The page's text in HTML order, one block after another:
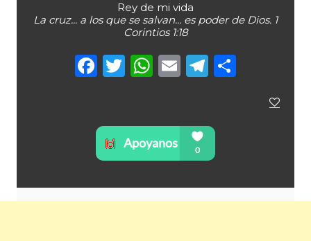
Rey de mi vida
La cruz... a los que se salvan... es poder de Dios. 1
Corintios 1:18
Facebook
Twitter
WhatsApp
Email